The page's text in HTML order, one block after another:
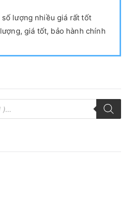
lượng nhiều giá rất tốt
giá tốt, bảo hành chính